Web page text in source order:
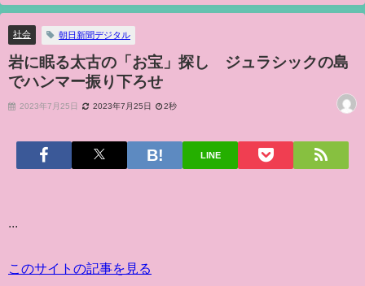
り下ろせ
社会 朝日新聞デジタル
岩に眠る太古の「お宝」探し ジュラシックの島
でハンマー振り下ろせ
2023年7月25日 2023年7月25日 2秒
LINE
このサイトの記事を見る